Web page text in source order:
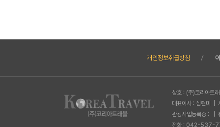
개인정보취급방침
상호 : (주)코리아트
대표이사 : 심현미
관광사업등록증 : |
전화 : 042-537-